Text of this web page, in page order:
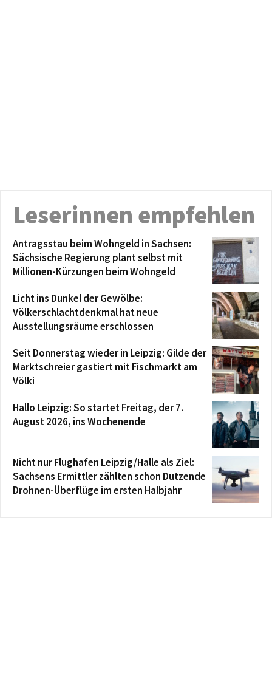
Leserinnen empfehlen
Antragsstau beim Wohngeld in Sachsen:
Sächsische Regierung plant selbst mit
Millionen-Kürzungen beim Wohngeld
Licht ins Dunkel der Gewölbe:
Völkerschlachtdenkmal hat neue
Ausstellungsräume erschlossen
Seit Donnerstag wieder in Leipzig: Gilde der
Marktschreier gastiert mit Fischmarkt am
Völki
Hallo Leipzig: So startet Freitag, der 7.
August 2026, ins Wochenende
Nicht nur Flughafen Leipzig/Halle als Ziel:
Sachsens Ermittler zählten schon Dutzende
Drohnen-Überflüge im ersten Halbjahr